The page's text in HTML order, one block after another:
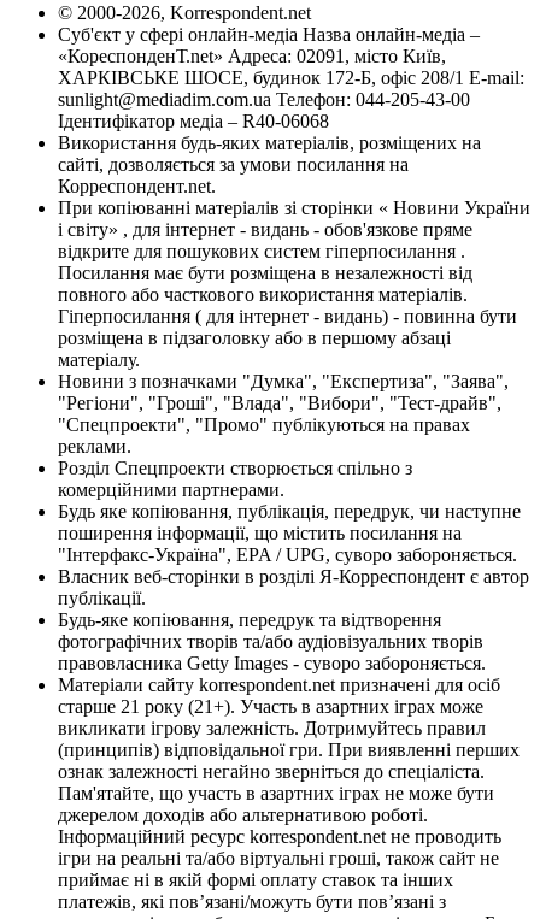
© 2000-2026, Korrespondent.net
Суб'єкт у сфері онлайн-медіа Назва онлайн-медіа –
«КореспонденТ.net» Адреса: 02091, місто Київ,
ХАРКІВСЬКЕ ШОСЕ, будинок 172-Б, офіс 208/1 E-mail:
sunlight@mediadim.com.ua Телефон: 044-205-43-00
Ідентифікатор медіа – R40-06068
Використання будь-яких матеріалів, розміщених на
сайті, дозволяється за умови посилання на
Корреспондент.net.
При копіюванні матеріалів зі сторінки « Новини України
і світу» , для інтернет - видань - обов'язкове пряме
відкрите для пошукових систем гіперпосилання .
Посилання має бути розміщена в незалежності від
повного або часткового використання матеріалів.
Гіперпосилання ( для інтернет - видань) - повинна бути
розміщена в підзаголовку або в першому абзаці
матеріалу.
Новини з позначками "Думка", "Експертиза", "Заява",
"Регіони", "Гроші", "Влада", "Вибори", "Тест-драйв",
"Спецпроекти", "Промо" публікуються на правах
реклами.
Розділ Спецпроекти створюється спільно з
комерційними партнерами.
Будь яке копіювання, публікація, передрук, чи наступне
поширення інформації, що містить посилання на
"Інтерфакс-Україна", EPA / UPG, суворо забороняється.
Власник веб-сторінки в розділі Я-Корреспондент є автор
публікації.
Будь-яке копіювання, передрук та відтворення
фотографічних творів та/або аудіовізуальних творів
правовласника Getty Images - суворо забороняється.
Матеріали сайту korrespondent.net призначені для осіб
старше 21 року (21+). Участь в азартних іграх може
викликати ігрову залежність. Дотримуйтесь правил
(принципів) відповідальної гри. При виявленні перших
ознак залежності негайно зверніться до спеціаліста.
Пам'ятайте, що участь в азартних іграх не може бути
джерелом доходів або альтернативою роботі.
Інформаційний ресурс korrespondent.net не проводить
ігри на реальні та/або віртуальні гроші, також сайт не
приймає ні в якій формі оплату ставок та інших
платежів, які пов’язані/можуть бути пов’язані з